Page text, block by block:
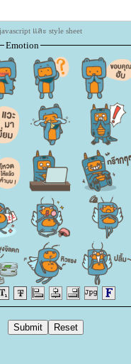
และ style sheet
Emotion